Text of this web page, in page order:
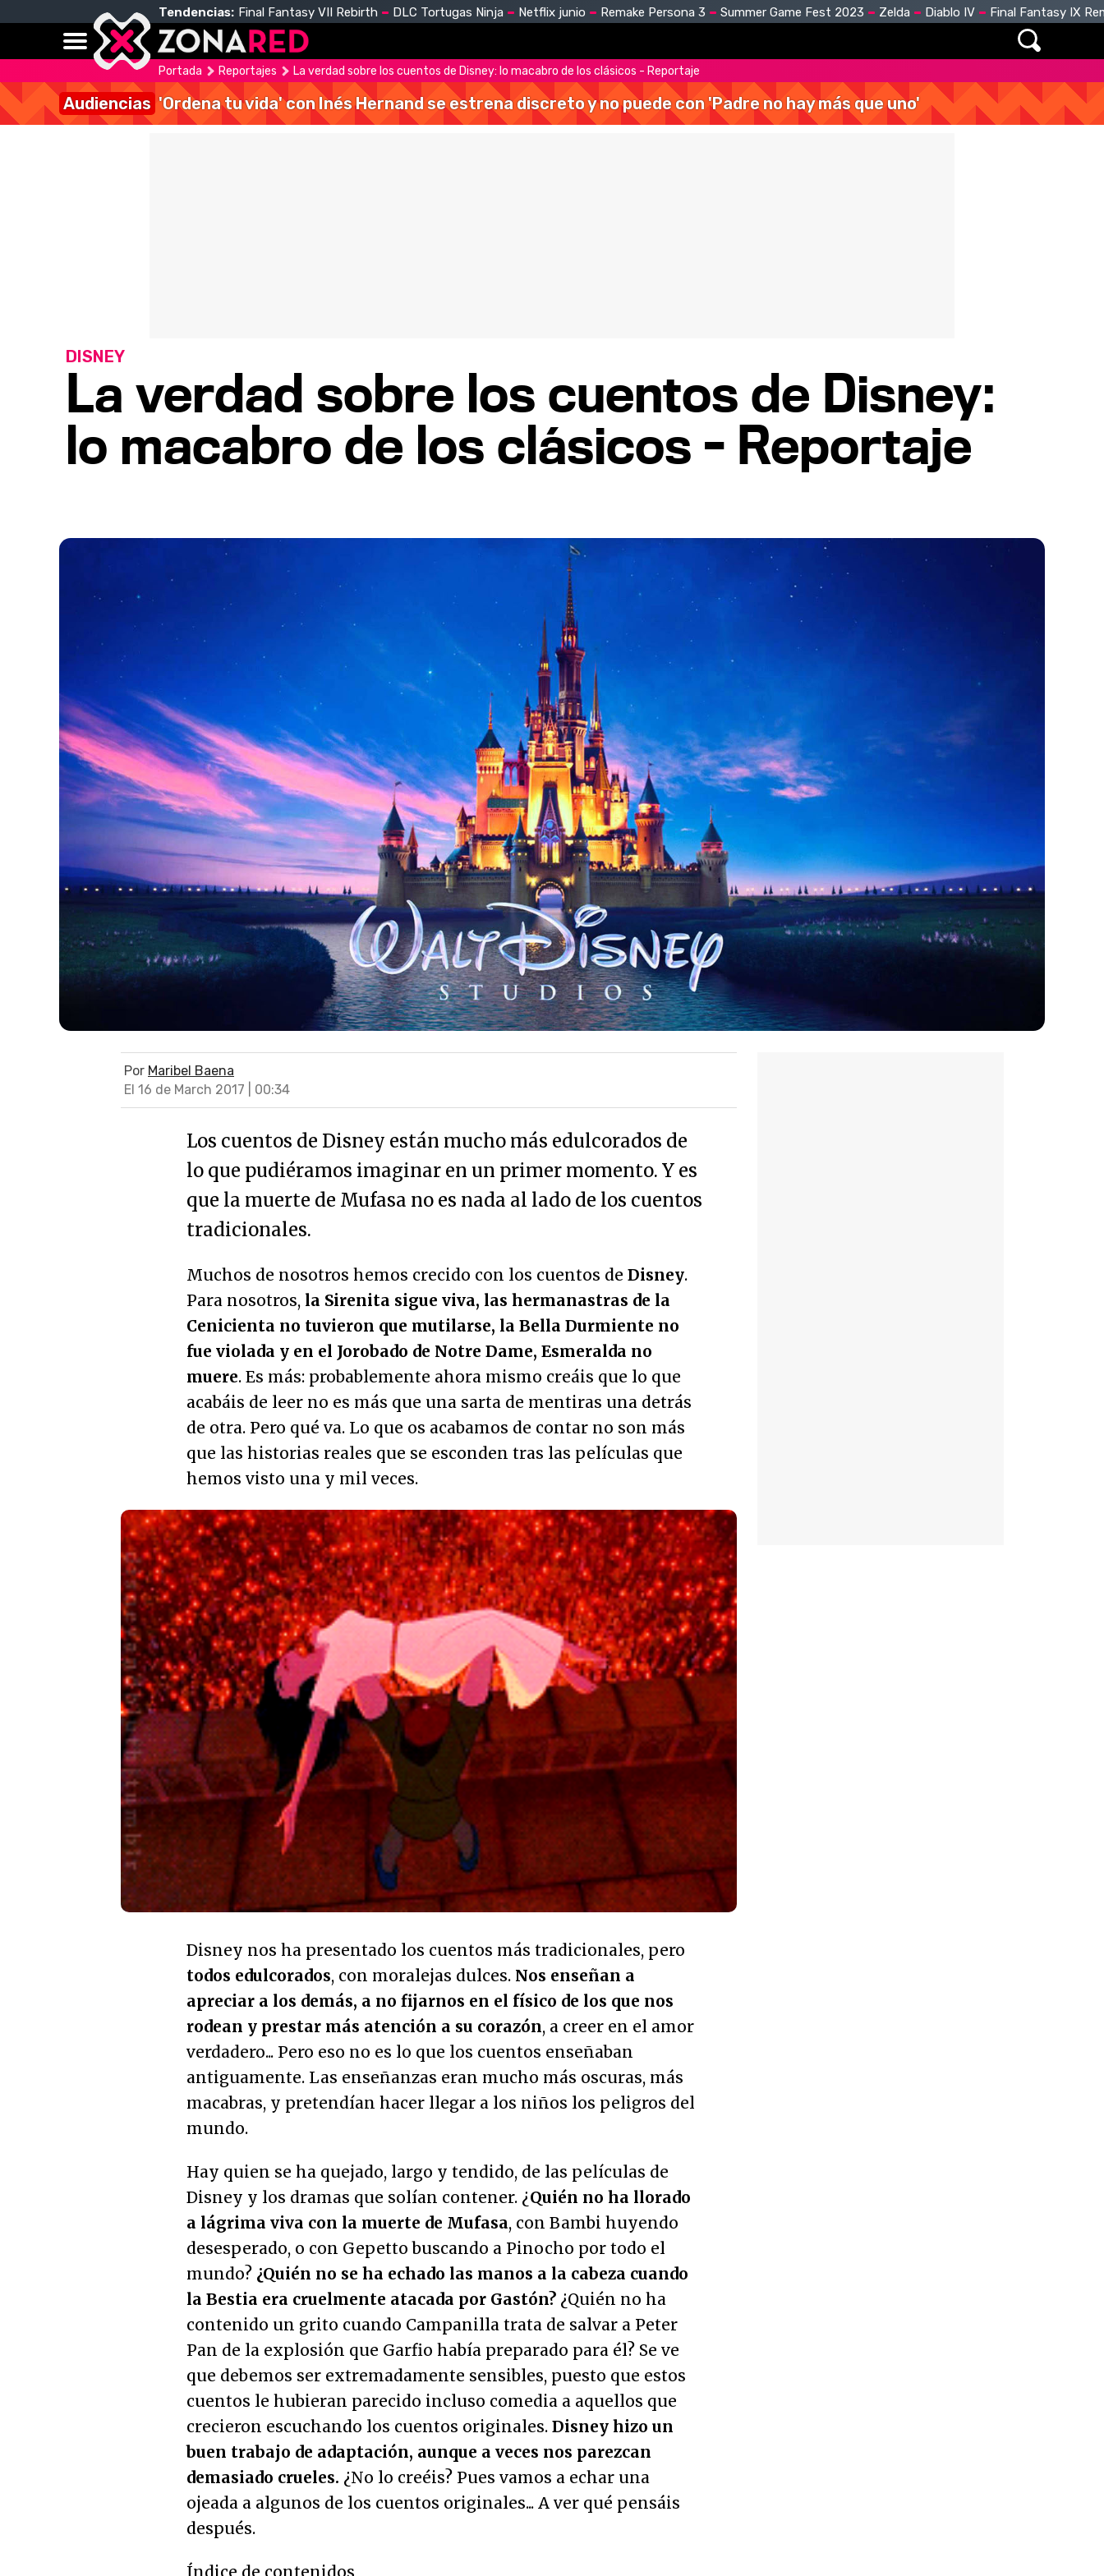
Tendencias: Final Fantasy VII Rebirth DLC Tortugas Ninja Netflix junio Remake Persona 3 Summer Game Fest 2023 Zelda Diablo IV Final Fantasy IX
Portada Reportajes La verdad sobre los cuentos de Disney: lo macabro de los clásicos - Reportaje
Audiencias 'Ordena tu vida' con Inés Hernand se estrena discreto y no puede con 'Padre no hay más que uno'
La verdad sobre los cuentos de Disney:
lo macabro de los clásicos - Reportaje
DISNEY
Por Maribel Baena
El 16 de March 2017 | 00:34
Los cuentos de Disney están mucho más edulcorados de
lo que pudiéramos imaginar en un primer momento. Y es
que la muerte de Mufasa no es nada al lado de los cuentos
tradicionales.
Muchos de nosotros hemos crecido con los cuentos de Disney.
Para nosotros, la Sirenita sigue viva, las hermanastras de la
Cenicienta no tuvieron que mutilarse, la Bella Durmiente no
fue violada y en el Jorobado de Notre Dame, Esmeralda no
muere. Es más: probablemente ahora mismo creáis que lo que
acabáis de leer no es más que una sarta de mentiras una detrás
de otra. Pero qué va. Lo que os acabamos de contar no son más
que las historias reales que se esconden tras las películas que
hemos visto una y mil veces.
Disney nos ha presentado los cuentos más tradicionales, pero
todos edulcorados, con moralejas dulces. Nos enseñan a
apreciar a los demás, a no fijarnos en el físico de los que nos
rodean y prestar más atención a su corazón, a creer en el amor
verdadero... Pero eso no es lo que los cuentos enseñaban
antiguamente. Las enseñanzas eran mucho más oscuras, más
macabras, y pretendían hacer llegar a los niños los peligros del
mundo.
Hay quien se ha quejado, largo y tendido, de las películas de
Disney y los dramas que solían contener. ¿Quién no ha llorado
a lágrima viva con la muerte de Mufasa, con Bambi huyendo
desesperado, o con Gepetto buscando a Pinocho por todo el
mundo? ¿Quién no se ha echado las manos a la cabeza cuando
la Bestia era cruelmente atacada por Gastón? ¿Quién no ha
contenido un grito cuando Campanilla trata de salvar a Peter
Pan de la explosión que Garfio había preparado para él? Se ve
que debemos ser extremadamente sensibles, puesto que estos
cuentos le hubieran parecido incluso comedia a aquellos que
crecieron escuchando los cuentos originales. Disney hizo un
buen trabajo de adaptación, aunque a veces nos parezcan
demasiado crueles. ¿No lo creéis? Pues vamos a echar una
ojeada a algunos de los cuentos originales... A ver qué pensáis
después.
Índice de contenidos